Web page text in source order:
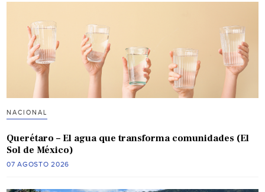
NACIONAL
Querétaro – El agua que transforma comunidades (El
Sol de México)
07 AGOSTO 2026